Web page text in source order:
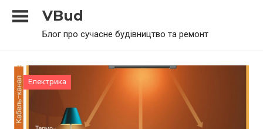
VBud
Блог про сучасне будівництво та ремонт
Електрика